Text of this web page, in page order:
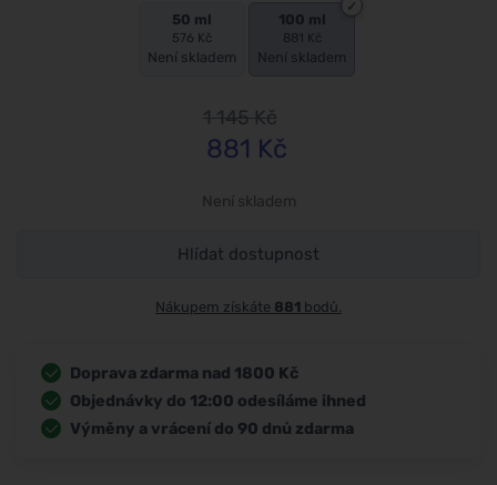
50 ml
576 Kč
Není skladem
100 ml
881 Kč
Není skladem
1 145Kč
881 Kč
Není skladem
Hlídat dostupnost
Nákupem získáte 881 bodů.
Doprava zdarma nad 1800 Kč
Objednávky do 12:00 odesíláme ihned
Výměny a vrácení do 90 dnů zdarma